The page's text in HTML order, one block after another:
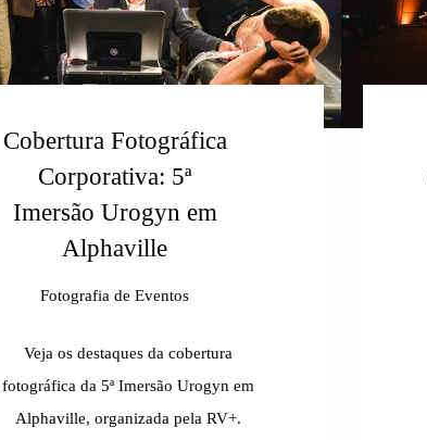
Cobertura Fotográfica
Corporativa: 5ª
Imersão Urogyn em
Alphaville
Fotografia de Eventos
Veja os destaques da cobertura
fotográfica da 5ª Imersão Urogyn em
Alphaville, organizada pela RV+.